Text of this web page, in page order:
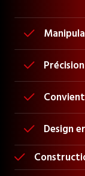



 Design
